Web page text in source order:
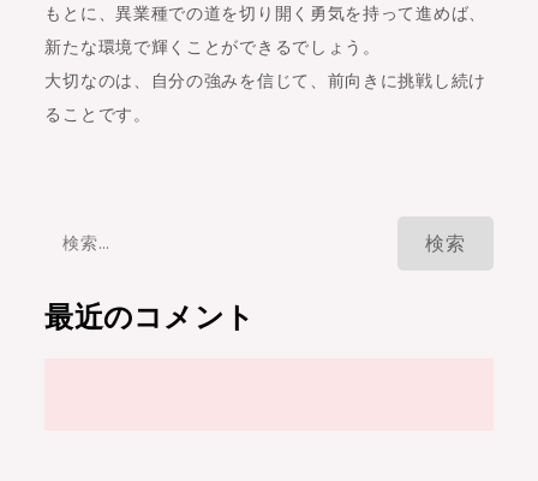
もとに、異業種での道を切り開く勇気を持って進めば、
新たな環境で輝くことができるでしょう。
大切なのは、自分の強みを信じて、前向きに挑戦し続け
ることです。
最近のコメント